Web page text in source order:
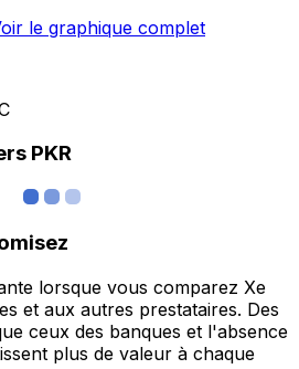
le graphique complet
PKR
lorsque vous comparez Xe
et aux autres prestataires. Des
ceux des banques et l'absence
plus de valeur à chaque